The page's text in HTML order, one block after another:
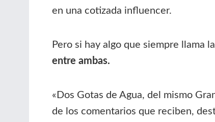
en una cotizada influencer.
Pero si hay algo que siempre llama
entre ambas.
«Dos Gotas de Agua, del mismo
de los comentarios que reciben,